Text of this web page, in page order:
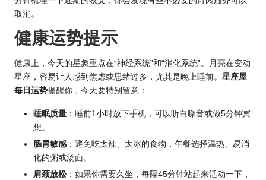
取消。
健康运势提示
健康上，今天的星象重点在“神经系统”和“消化系统”。月亮在变动
星座，容易让人感到焦虑或思绪过多，尤其是晚上睡前。 星座屋
每日运势提醒你，今天要特别留意：
睡眠质量 ：睡前1小时放下手机，可以听白噪音或做5分钟冥
想。
肠胃敏感 ：避免吃太辣、太冰的食物，午餐选择温热、易消
化的粥或汤面。
肩颈放松：如果你需要久坐，每隔45分钟站起来活动一下，